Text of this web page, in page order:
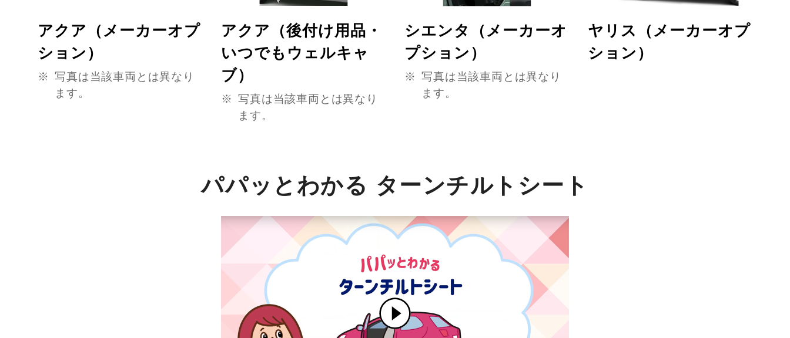
アクア（メーカーオプ
ション）
写真は当該車両とは異なり
ます。
アクア（後付け用品・
いつでもウェルキャ
ブ）
写真は当該車両とは異なり
ます。
シエンタ（メーカーオ
プション）
写真は当該車両とは異なり
ます。
ヤリス（メーカーオプ
ション）
パパッとわかる ターンチルトシート